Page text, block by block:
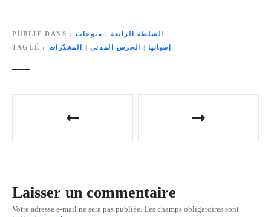
PUBLIÉ DANS السلطة الرابعة|
منوعات
TAGUÉ
إسبانيا | الحرس المدني | المخدّرات
g
Laisser un commentaire
Votre adresse e-mail ne sera pas publiée. Les champs obligatoires sont